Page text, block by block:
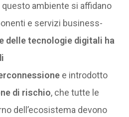
questo ambiente si affidano
e servizi business-
delle tecnologie digitali ha
e introdotto
di rischio, che tutte le
dell’ecosistema devono